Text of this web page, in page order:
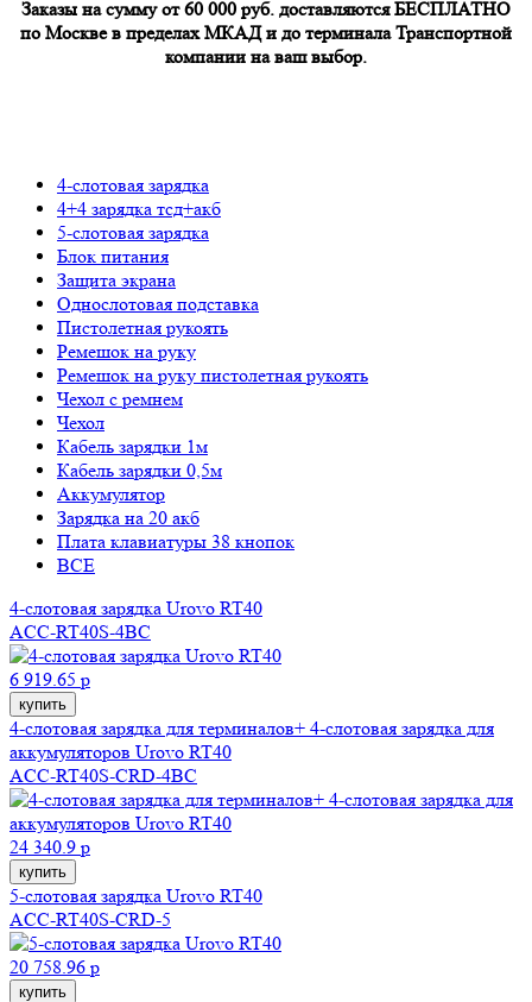
Заказы на сумму от 60 000 руб. доставляются БЕСПЛАТНО
по Москве в пределах МКАД и до терминала Транспортной
компании на ваш выбор.
4-слотовая зарядка
4+4 зарядка тсд+акб
5-слотовая зарядка
Блок питания
Защита экрана
Однослотовая подставка
Пистолетная рукоять
Ремешок на руку
Ремешок на руку пистолетная рукоять
Чехол с ремнем
Чехол
Кабель зарядки 1м
Кабель зарядки 0,5м
Аккумулятор
Зарядка на 20 акб
Плата клавиатуры 38 кнопок
ВСЕ
4-слотовая зарядка Urovo RT40
ACC-RT40S-4BC
6 919.65 р
купить
4-слотовая зарядка для терминалов+ 4-слотовая зарядка для
аккумуляторов Urovo RT40
ACC-RT40S-CRD-4BC
24 340.9 р
купить
5-слотовая зарядка Urovo RT40
ACC-RT40S-CRD-5
20 758.96 р
купить